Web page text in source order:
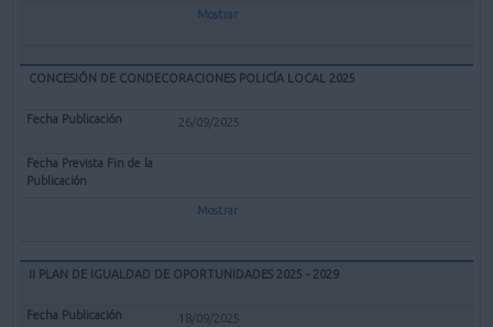
Mostrar
CONCESIÓN DE CONDECORACIONES POLICÍA LOCAL 2025
26/09/2025
Mostrar
II PLAN DE IGUALDAD DE OPORTUNIDADES 2025 - 2029
18/09/2025